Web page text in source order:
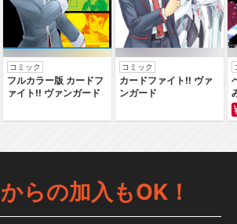
コミック
フルカラー版 カードフ
ァイト‼ ヴァンガード
コミック
カードファイト‼ ヴァ
ンガード
らの加入もOK！